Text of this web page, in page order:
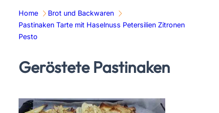
Home
Brot und Backwaren
Pastinaken Tarte mit Haselnuss Petersilien Zitronen
Pesto
Geröstete Pastinaken